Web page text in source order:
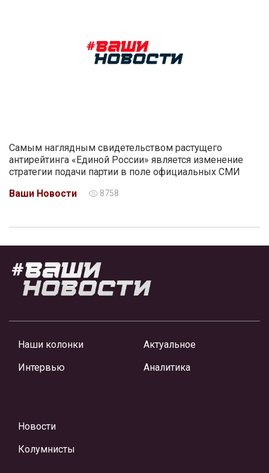
Самым наглядным свидетельством растущего
антирейтинга «Единой России» является изменение
стратегии подачи партии в поле официальных СМИ
Ваши Новости
8758
Наши колонки
Интервью
Актуальное
Аналитика
Новости
Колумнисты